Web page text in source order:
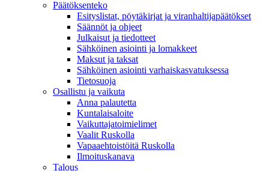
Päätöksenteko
Esityslistat, pöytäkirjat ja viranhaltijapäätökset
Säännöt ja ohjeet
Julkaisut ja tiedotteet
Sähköinen asiointi ja lomakkeet
Maksut ja taksat
Sähköinen asiointi varhaiskasvatuksessa
Tietosuoja
Osallistu ja vaikuta
Anna palautetta
Kuntalaisaloite
Vaikuttajatoimielimet
Vaalit Ruskolla
Vapaaehtoistöitä Ruskolla
Ilmoituskanava
Talous